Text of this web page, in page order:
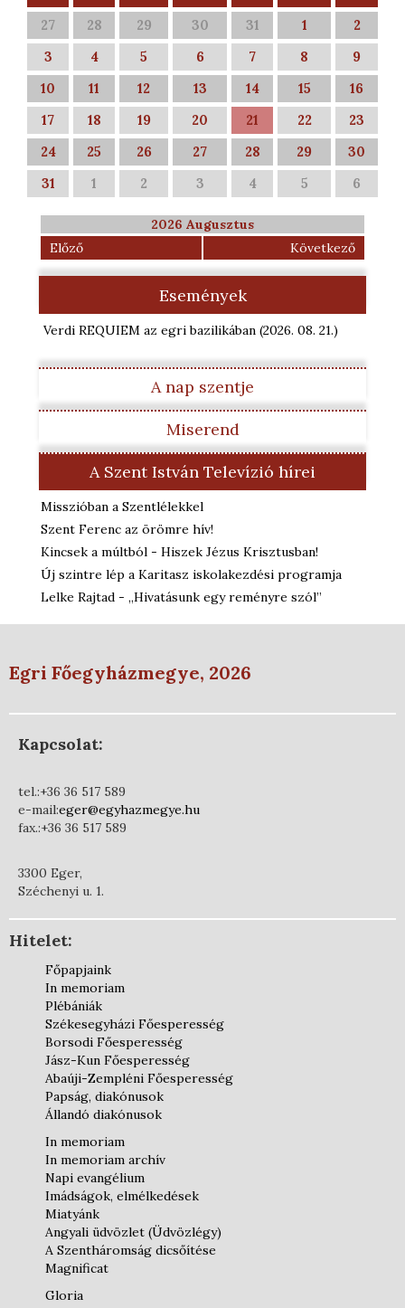
27 28 29 30 31 1
2
3
4 5 6 7 8
9
10
11 12 13 14 15
16
17
18 19 20 21 22
23
24
25 26 27 28 29
30
31
1 2 3 4 5 6
2026 Augusztus
Előző
Következő
Események
Verdi REQUIEM az egri bazilikában (2026. 08. 21.)
A nap szentje
Miserend
A Szent István Televízió hírei
Misszióban a Szentlélekkel
Szent Ferenc az örömre hív!
Kincsek a múltból - Hiszek Jézus Krisztusban!
Új szintre lép a Karitasz iskolakezdési programja
Lelke Rajtad - „Hivatásunk egy reményre szól”
Egri Főegyházmegye, 2026
Kapcsolat:
tel.:+36 36 517 589
e-mail:eger@egyhazmegye.hu
fax.:+36 36 517 589
3300 Eger,
Széchenyi u. 1.
Hitelet:
Főpapjaink
In memoriam
Plébániák
Székesegyházi Főesperesség
Borsodi Főesperesség
Jász-Kun Főesperesség
Abaúji-Zempléni Főesperesség
Papság, diakónusok
Állandó diakónusok
In memoriam
In memoriam archív
Napi evangélium
Imádságok, elmélkedések
Miatyánk
Angyali üdvözlet (Üdvözlégy)
A Szentháromság dicsőítése
Magnificat
Gloria